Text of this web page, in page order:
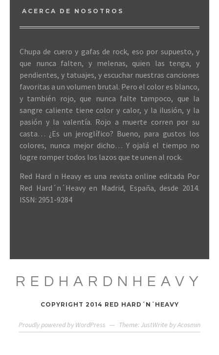
ACERCA DE NOSOTROS
Chupa de cuero y gafas de rock, eso por supuesto, y
que nunca falten, y melenas, quien las tenga, y
pendientes, y tatuajes, y escuchar nuestras canciones
favoritas a un volumen brutal. Pero el color es blanco,
y también rojo, que nunca falte tampoco, que la
sangre caliente tiene color y calor, y la ilusión, y la
pasión y la valentía. Rojo a muerte corren por su
casta… ¿Es un jeroglífico? Bueno, para gustos los
colores, nunca mejor dicho… Y ojalá el tiempo no
logre romper todos los lazos que te unen al rock.
Red Hard n Heavy es una revista online editada Por
Red Hard´n´Heavy en Madrid, España, desde 2014.
ISSN: 2951-9284
REDHARDNHEAVY
COPYRIGHT 2014 RED HARD´N´HEAVY
Proudly powered by WordPress — Theme: JustWrite byAcosmin